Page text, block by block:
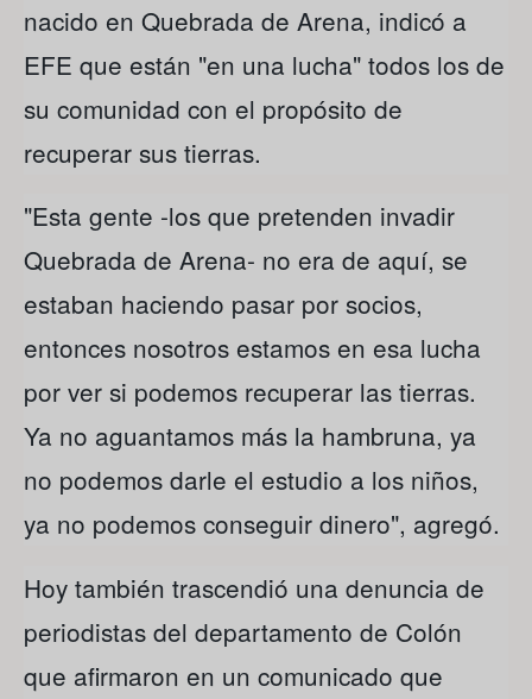
nacido en Quebrada de Arena, indicó a
EFE que están "en una lucha" todos los de
su comunidad con el propósito de
recuperar sus tierras.
"Esta gente -los que pretenden invadir
Quebrada de Arena- no era de aquí, se
estaban haciendo pasar por socios,
entonces nosotros estamos en esa lucha
por ver si podemos recuperar las tierras.
Ya no aguantamos más la hambruna, ya
no podemos darle el estudio a los niños,
ya no podemos conseguir dinero", agregó.
Hoy también trascendió una denuncia de
periodistas del departamento de Colón
que afirmaron en un comunicado que